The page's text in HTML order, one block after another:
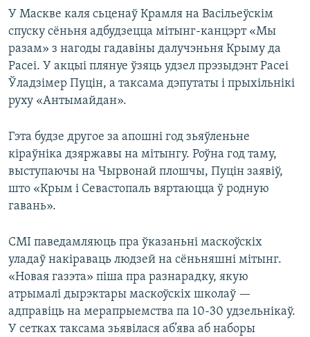
У Маскве каля сьценаў Крамля на Васільеўскім
спуску сёньня адбудзецца мітынг-канцэрт «Мы
разам» з нагоды гадавіны далучэньня Крыму да
Расеі. У акцыі плянуе ўзяць удзел прэзыдэнт Расеі
Ўладзімер Пуцін, а таксама дэпутаты і прыхільнікі
руху «Антымайдан».
Гэта будзе другое за апошні год зьяўленьне
кіраўніка дзяржавы на мітынгу. Роўна год таму,
выступаючы на Чырвонай плошчы, Пуцін заявіў,
што «Крым і Севастопаль вяртаюцца ў родную
гавань».
СМІ паведамляюць пра ўказаньні маскоўскіх
уладаў накіраваць людзей на сёньняшні мітынг.
«Новая газэта» піша пра разнарадку, якую
атрымалі дырэктары маскоўскіх школаў —
адправіць на мерапрыемства па 10-30 удзельнікаў.
У сетках таксама зьявілася аб’ява аб наборы